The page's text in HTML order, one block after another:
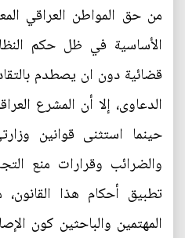
من حق المواطن العراقي
الأساسية في ظل حكم
قضائية دون ان يصطدم
الدعاوى، إلا أن المشرع
حينما استثنى قوانين
والضرائب وقرارات منع
تطبيق أحكام هذا
المهتمين والباحثين كون